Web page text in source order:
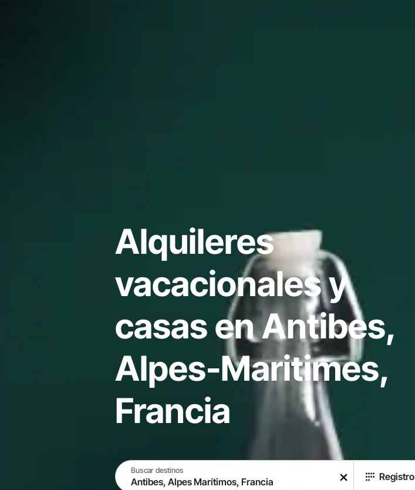
Alquileres
vacacionales y
casas en Antibes,
Alpes-Maritimes,
Francia
Buscar destinos
Registro